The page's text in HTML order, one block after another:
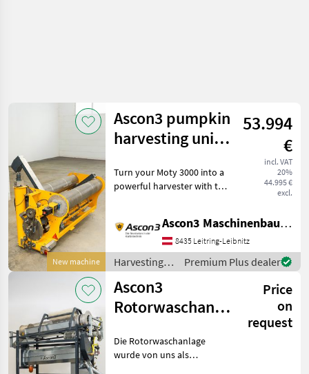
New machine
Ascon3 pumpkin
harvesting unit
53.994
€
incl. VAT
20%
44.995 €
excl.
Turn your Moty 3000 into a
powerful harvester with the
the efficiency and
technology of the world's
best and best-
Ascon3 Maschinenbau GmbH
8435 Leitring-Leibnitz
Harvesting
equipment
crop fields /
Ascon3
Premium Plus dealer
Ascon3
Rotorwaschanlage
Price
on
request
Die Rotorwaschanlage
wurde von uns als